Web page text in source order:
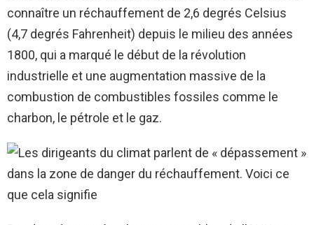
connaître un réchauffement de 2,6 degrés Celsius
(4,7 degrés Fahrenheit) depuis le milieu des années
1800, qui a marqué le début de la révolution
industrielle et une augmentation massive de la
combustion de combustibles fossiles comme le
charbon, le pétrole et le gaz.